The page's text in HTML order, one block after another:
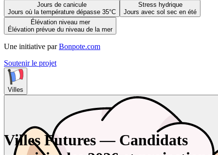
Jours de canicule
Jours où la température dépasse 35°C
Stress hydrique
Jours avec sol sec en été
Élévation niveau mer
Élévation prévue du niveau de la mer
Une initiative par Bonpote.com
Soutenir le projet
Villes
Villes Futures — Candidats